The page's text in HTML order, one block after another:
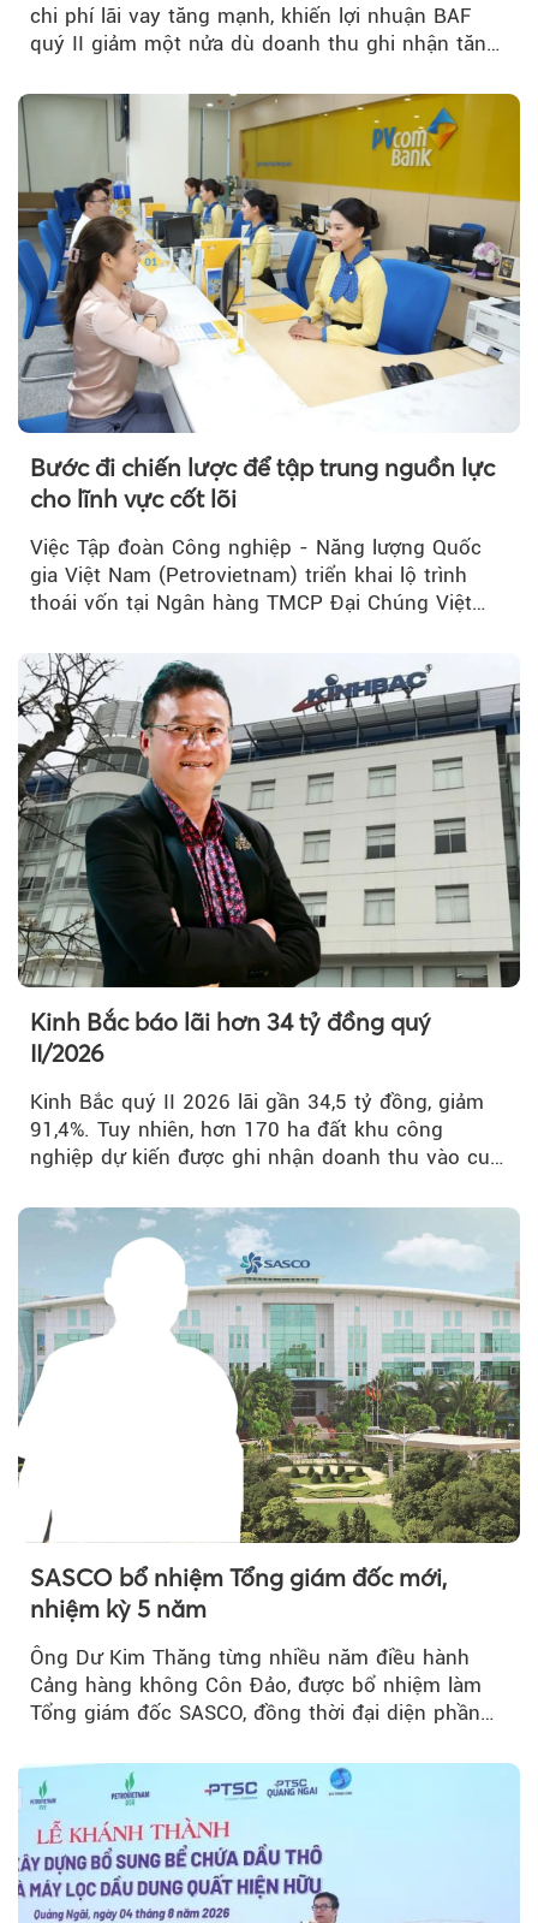
chi phí lãi vay tăng mạnh, khiến lợi nhuận BAF
quý II giảm một nửa dù doanh thu ghi nhận tăng
Bước đi chiến lược để tập trung nguồn lực
cho lĩnh vực cốt lõi
Việc Tập đoàn Công nghiệp - Năng lượng Quốc
gia Việt Nam (Petrovietnam) triển khai lộ trình
thoái vốn tại Ngân hàng TMCP Đại Chúng Việt
Kinh Bắc báo lãi hơn 34 tỷ đồng quý
II/2026
Kinh Bắc quý II 2026 lãi gần 34,5 tỷ đồng, giảm
91,4%. Tuy nhiên, hơn 170 ha đất khu công
nghiệp dự kiến được ghi nhận doanh thu vào cuối
SASCO bổ nhiệm Tổng giám đốc mới,
nhiệm kỳ 5 năm
Ông Dư Kim Thăng từng nhiều năm điều hành
Cảng hàng không Côn Đảo, được bổ nhiệm làm
Tổng giám đốc SASCO, đồng thời đại diện phần